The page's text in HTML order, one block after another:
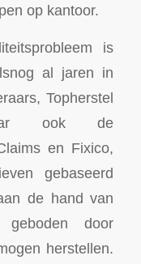
op kantoor.
is
al jaren in
Topherstel
ook de
en Fixico,
gebaseerd
de hand van
door
herstellen.